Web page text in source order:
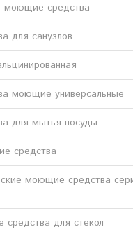
средства
для санузлов
моющие универсальные
моющие средства
моющие средства
для мытья посуды
средства
моющие средства
для стекол